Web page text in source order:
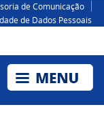
de Comunicação
de Dados Pessoais